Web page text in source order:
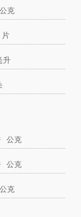
公克
片
升
公克
公克
公克
公克
片備用。